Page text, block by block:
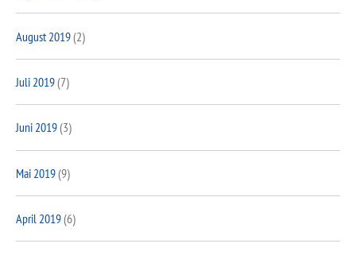
August 2019(2)
Juli 2019(7)
Juni 2019(3)
Mai 2019(9)
April 2019(6)